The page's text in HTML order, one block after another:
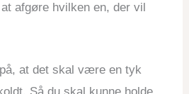
afgøre hvilken en, der vil
at det skal være en tyk